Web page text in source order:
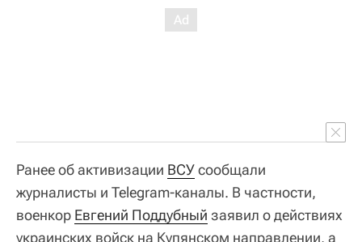
Ранее об активизации ВСУсообщали
журналисты и Telegram-каналы. В частности,
военкор Евгений Поддубный заявил о действиях
украинских войск на Купянском направлении, а